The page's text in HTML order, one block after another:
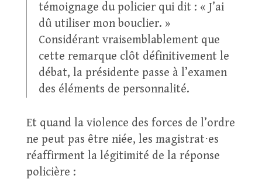
témoignage du policier qui dit : « J’ai
dû utiliser mon bouclier. »
Considérant vraisemblablement que
cette remarque clôt définitivement le
débat, la présidente passe à l’examen
des éléments de personnalité.
Et quand la violence des forces de l’ordre
ne peut pas être niée, les magistrat⋅es
réaffirment la légitimité de la réponse
policière :